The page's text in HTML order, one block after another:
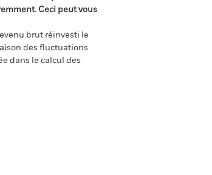
Ceci peut vous
brut réinvesti le
des fluctuations
dans le calcul des